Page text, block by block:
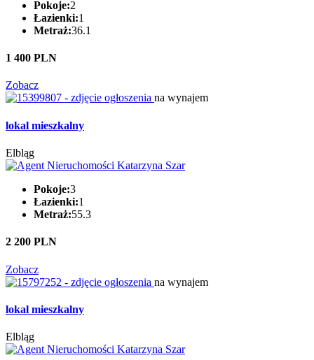
Pokoje:2
Łazienki:1
Metraż:36.1
1 400 PLN
Zobacz
na wynajem
lokal mieszkalny
Elbląg
Pokoje:3
Łazienki:1
Metraż:55.3
2 200 PLN
Zobacz
na wynajem
lokal mieszkalny
Elbląg